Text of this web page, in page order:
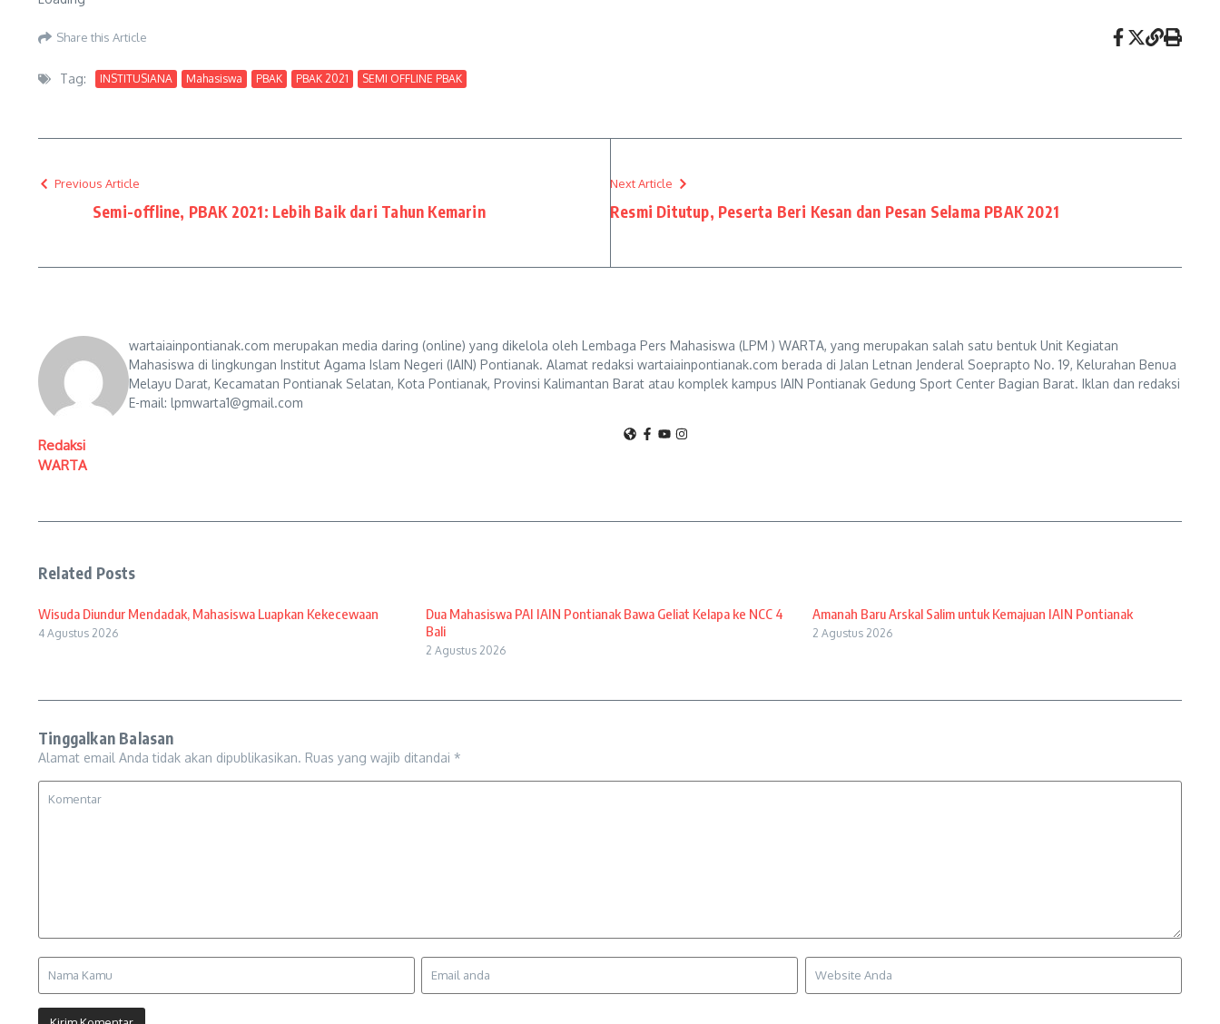
Share this Article
Tag: INSTITUSIANA Mahasiswa PBAK PBAK 2021 SEMI OFFLINE PBAK
Previous Article
Semi-offline, PBAK 2021: Lebih Baik dari Tahun Kemarin
Next Article
Resmi Ditutup, Peserta Beri Kesan dan Pesan Selama PBAK 2021
Redaksi
WARTA
wartaiainpontianak.com merupakan media daring (online) yang dikelola oleh Lembaga Pers Mahasiswa (LPM ) WARTA, yang merupakan salah satu bentuk Unit Kegiatan
Mahasiswa di lingkungan Institut Agama Islam Negeri (IAIN) Pontianak. Alamat redaksi wartaiainpontianak.com berada di Jalan Letnan Jenderal Soeprapto No. 19, Kelurahan Benua
Melayu Darat, Kecamatan Pontianak Selatan, Kota Pontianak, Provinsi Kalimantan Barat atau komplek kampus IAIN Pontianak Gedung Sport Center Bagian Barat. Iklan dan redaksi
E-mail: lpmwarta1@gmail.com
Related Posts
Wisuda Diundur Mendadak, Mahasiswa Luapkan Kekecewaan
4 Agustus 2026
Dua Mahasiswa PAI IAIN Pontianak Bawa Geliat Kelapa ke NCC 4
Bali
2 Agustus 2026
Amanah Baru Arskal Salim untuk Kemajuan IAIN Pontianak
2 Agustus 2026
Tinggalkan Balasan
Alamat email Anda tidak akan dipublikasikan. Ruas yang wajib ditandai *